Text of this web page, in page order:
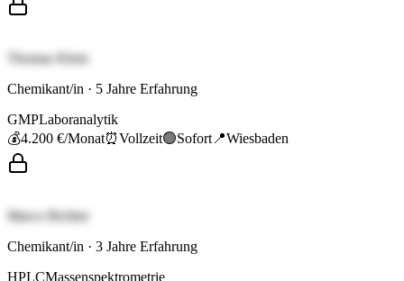
Thomas Klein
Chemikant/in · 5 Jahre Erfahrung
GMPLaboranalytik
💰4.200 €/Monat⏰Vollzeit🟢Sofort 📍Wiesbaden
Marco Richter
Chemikant/in · 3 Jahre Erfahrung
HPLCMassenspektrometrie